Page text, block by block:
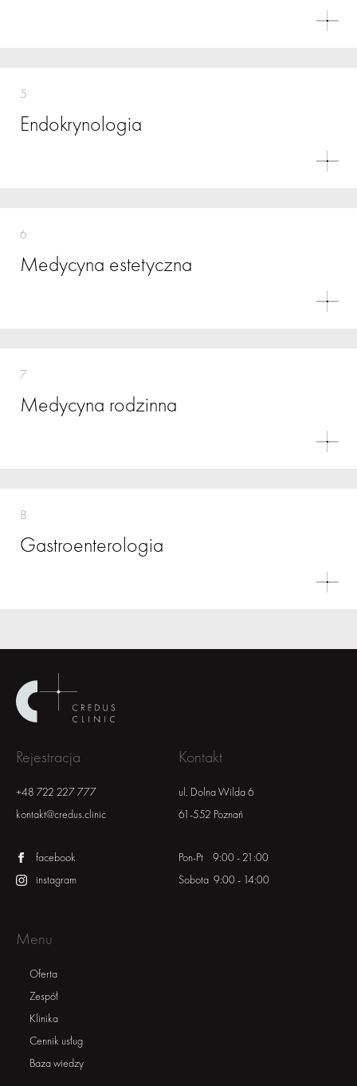
5
Endokrynologia
6
Medycyna estetyczna
7
Medycyna rodzinna
8
Gastroenterologia
Rejestracja
+48 722 227 777
kontakt@credus.clinic
facebook
instagram
Kontakt
ul. Dolna Wilda 6
61-552 Poznań
Pon-Pt 9:00 - 21:00
Sobota 9:00 - 14:00
Menu
Oferta
Zespół
Klinika
Cennik usług
Baza wiedzy